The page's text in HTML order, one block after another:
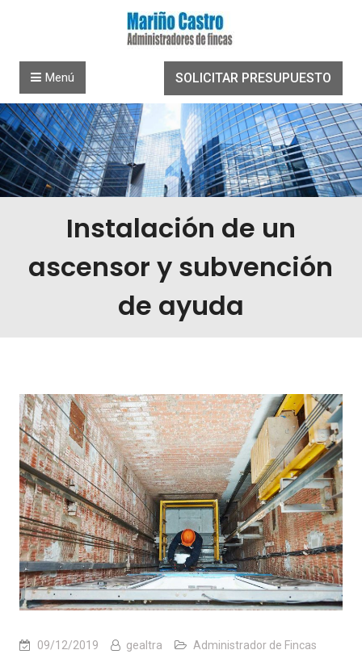
SOLICITAR PRESUPUESTO
Menú
Instalación de un
ascensor y subvención
de ayuda
09/12/2019 gealtra Administrador de Fincas